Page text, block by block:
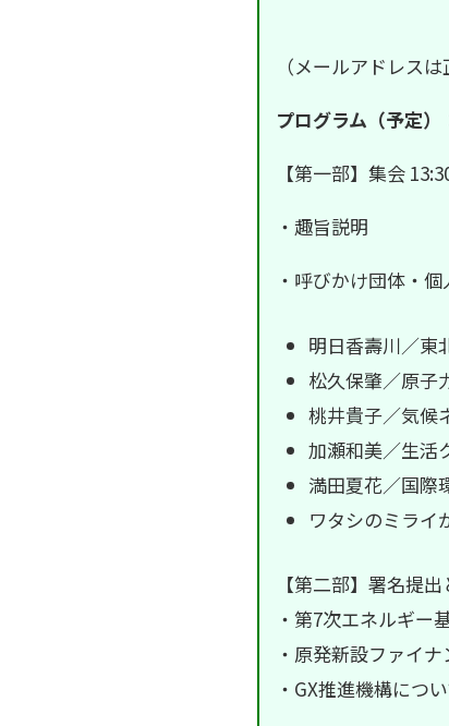
（メールアドレス
プログラム（予定）
【第一部】集会
・趣旨説明
・呼びかけ団体・
明日香壽川／東
松久保肇／原子
桃井貴子／気候
加瀬和美／生活
満田夏花／国際
ワタシのミラ
【第二部】署名提
・第7次エネルギー
・原発新設ファイ
・GX推進機構につ